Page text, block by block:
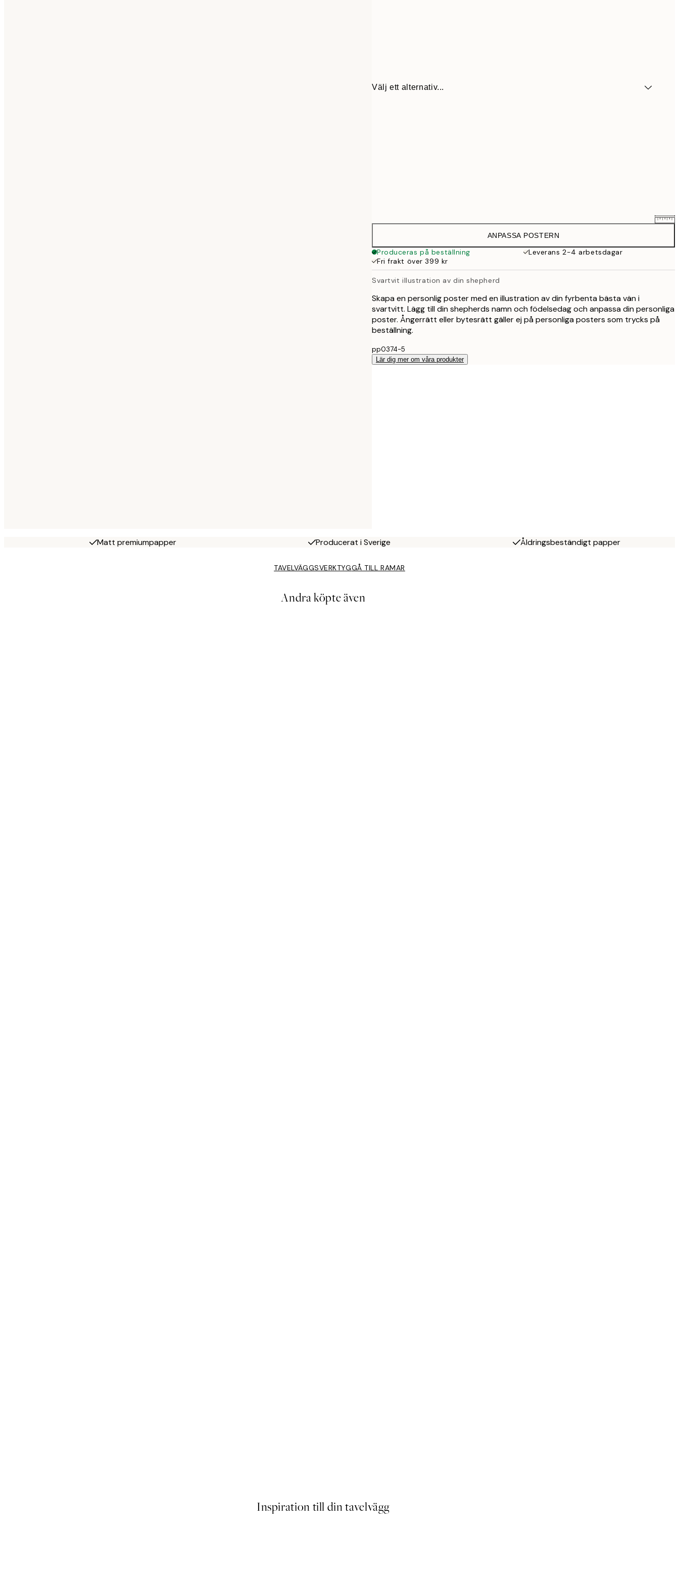
Välj ett alternativ...
ANPASSA POSTERN
Produceras på beställning
Leverans 2-4 arbetsdagar
Fri frakt över 399 kr
Svartvit illustration av din shepherd
Skapa en personlig poster med en illustration av din fyrbenta bästa vän i
svartvitt. Lägg till din shepherds namn och födelsedag och anpassa din personliga
poster. Ångerrätt eller bytesrätt gäller ej på personliga posters som trycks på
beställning.
pp0374-5
Lär dig mer om våra produkter
Matt premiumpapper Producerat i Sverige Åldringsbeständigt papper
TAVELVÄGGSVERKTYGGÅ TILL RAMAR
Andra köpte även
Inspiration till din tavelvägg